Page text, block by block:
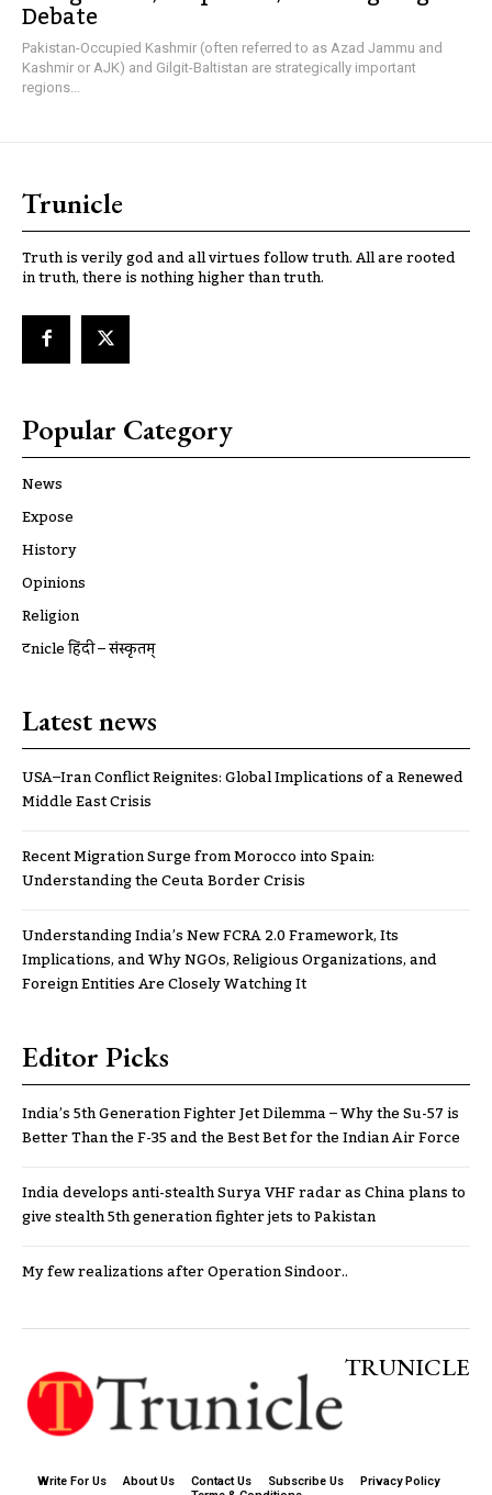
Debate
Pakistan-Occupied Kashmir (often referred to as Azad Jammu and
Kashmir or AJK) and Gilgit-Baltistan are strategically important
regions...
Trunicle
Truth is verily god and all virtues follow truth. All are rooted
in truth, there is nothing higher than truth.
Popular Category
News
Expose
History
Opinions
Religion
ट्रूnicle हिंदी – संस्कृतम्
Latest news
USA–Iran Conflict Reignites: Global Implications of a Renewed
Middle East Crisis
Recent Migration Surge from Morocco into Spain:
Understanding the Ceuta Border Crisis
Understanding India’s New FCRA 2.0 Framework, Its
Implications, and Why NGOs, Religious Organizations, and
Foreign Entities Are Closely Watching It
Editor Picks
India’s 5th Generation Fighter Jet Dilemma – Why the Su-57 is
Better Than the F-35 and the Best Bet for the Indian Air Force
India develops anti-stealth Surya VHF radar as China plans to
give stealth 5th generation fighter jets to Pakistan
My few realizations after Operation Sindoor..
TRUNICLE
Write For Us About Us Contact Us Subscribe Us
Privacy Policy